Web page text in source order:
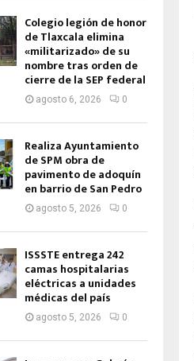
Colegio legión de honor
de Tlaxcala elimina
«militarizado» de su
nombre tras orden de
cierre de la SEP federal
agosto 6, 2026 0
Realiza Ayuntamiento
de SPM obra de
pavimento de adoquín
en barrio de San Pedro
agosto 5, 2026 0
ISSSTE entrega 242
camas hospitalarias
eléctricas a unidades
médicas del país
agosto 5, 2026 0